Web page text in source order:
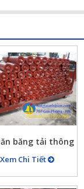
băng tải thông
dụng
Xem Chi Tiết